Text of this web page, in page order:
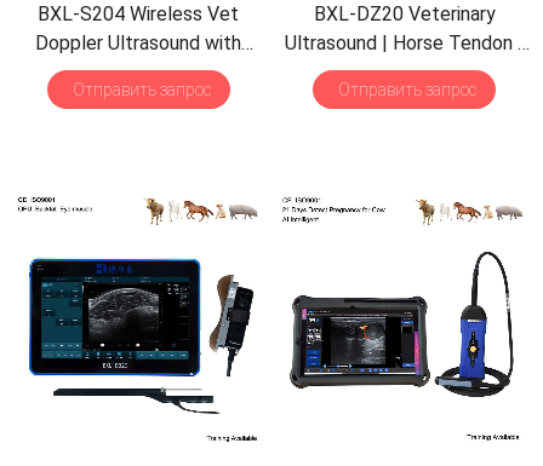
BXL-S204 Wireless Vet
Doppler Ultrasound with
Universal Probe| 30
Inspection Modes|IPX7
Отправить запрос
BXL-DZ20 Veterinary
Ultrasound | Horse Tendon |
Pig Backfat&Eye Muscle
Multiple Probes Scanner
Отправить запрос